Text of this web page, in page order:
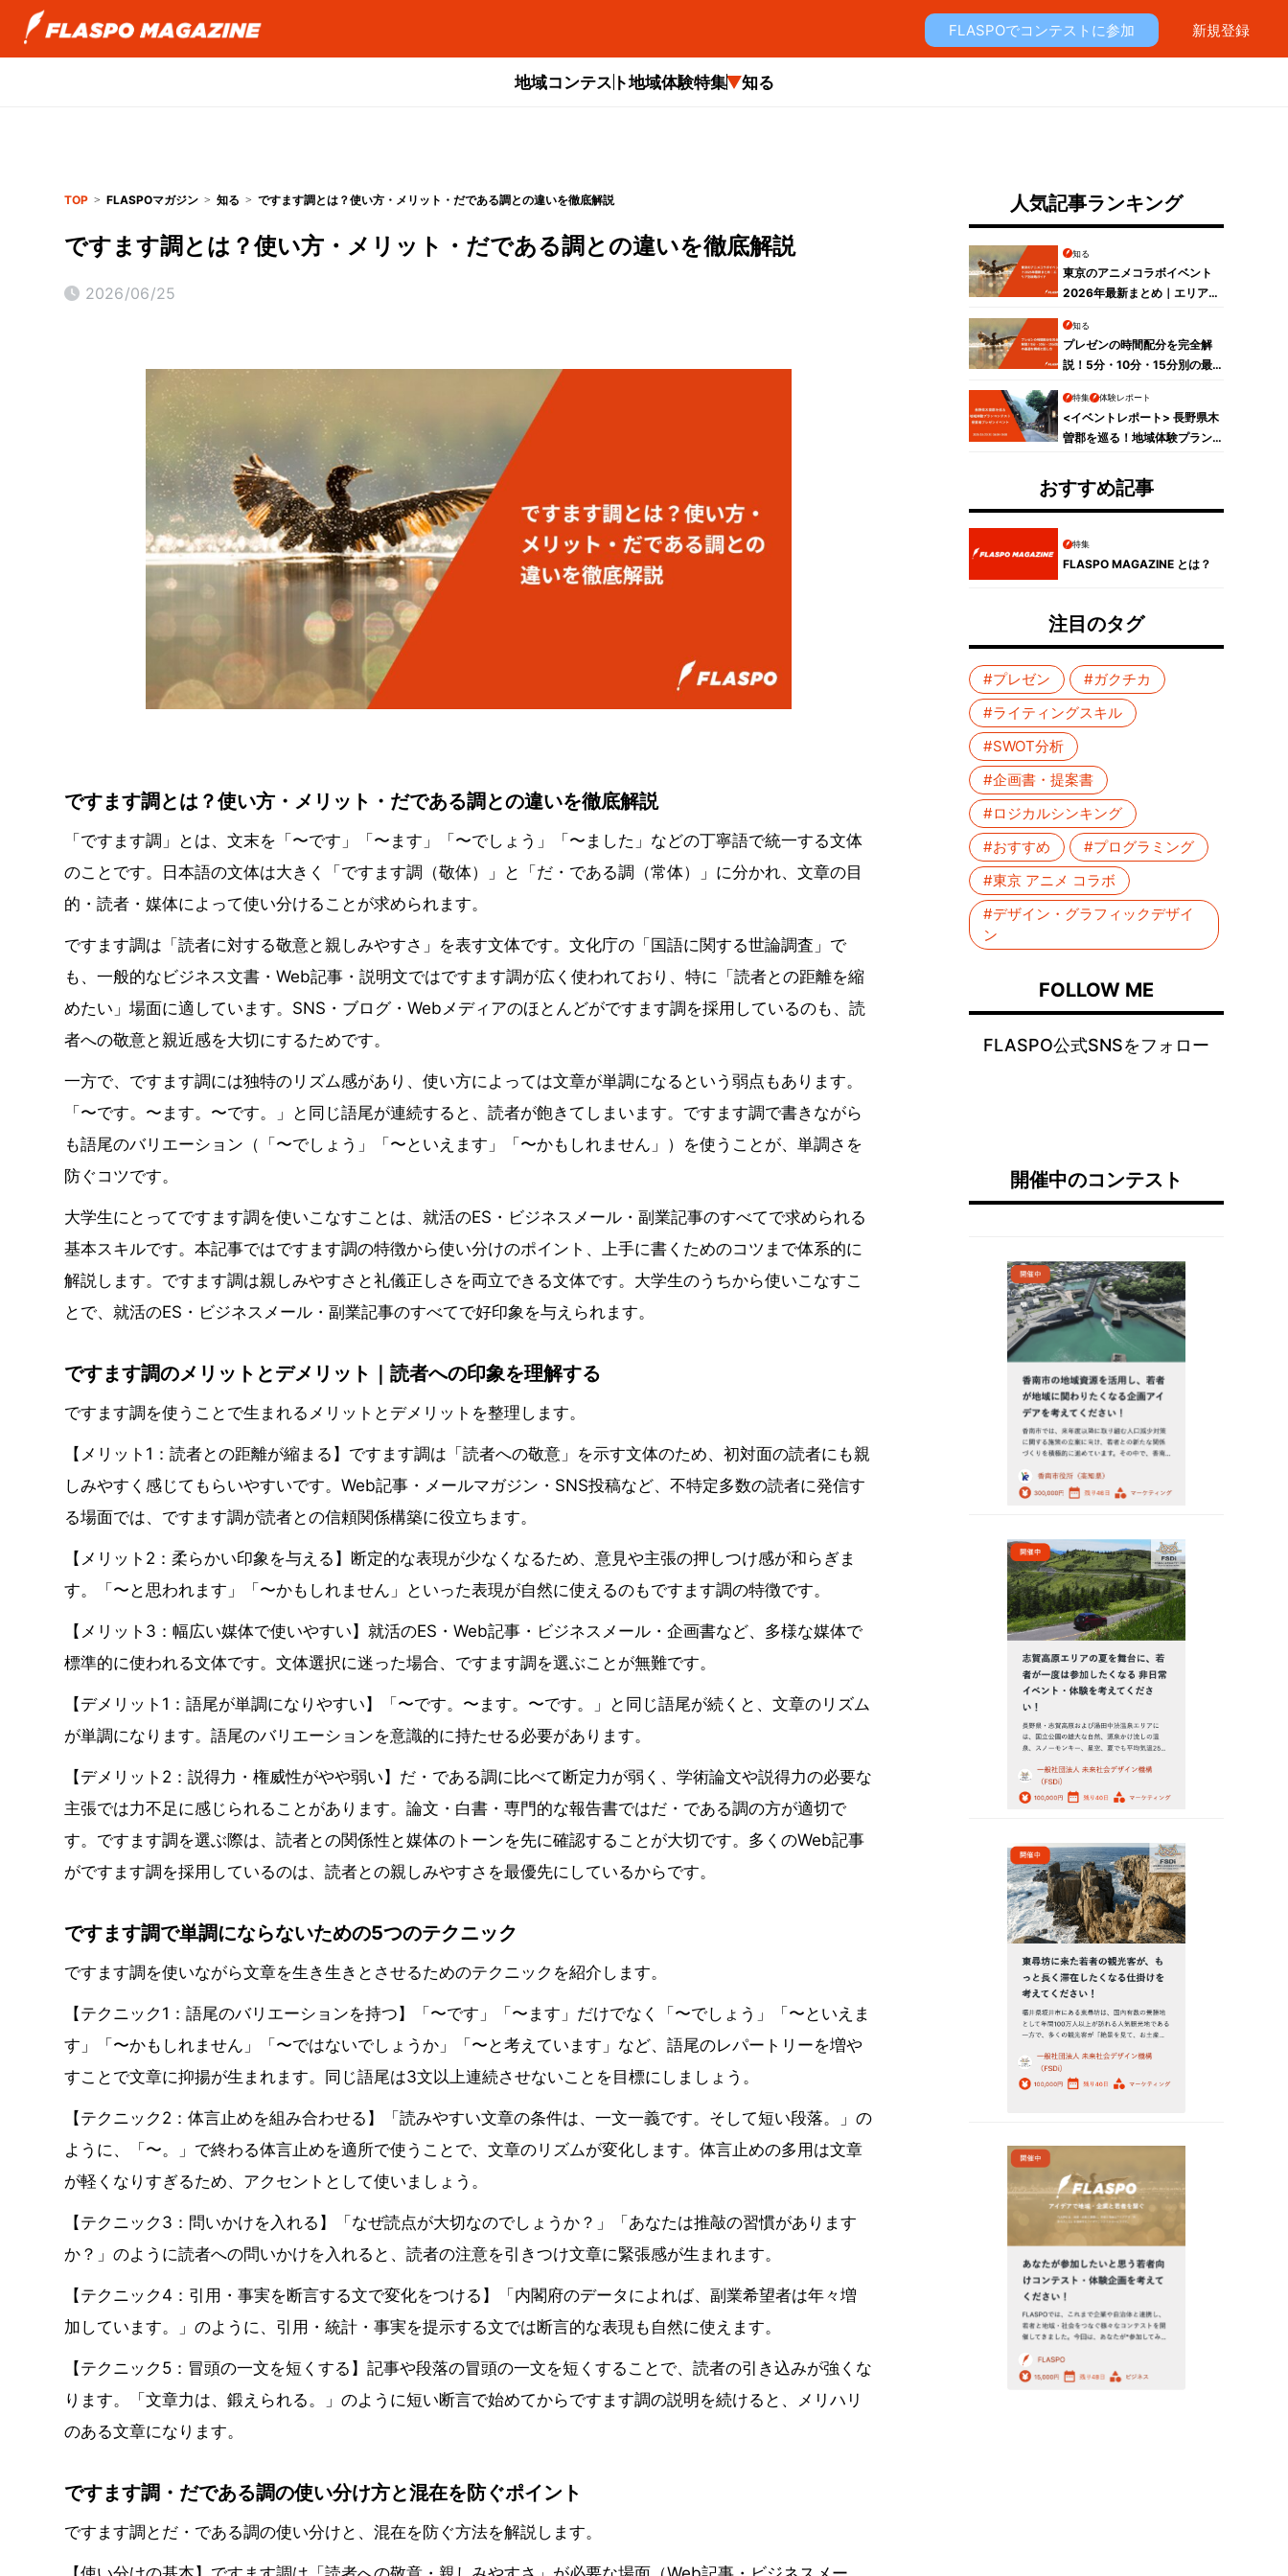
FLASPOでコンテストに参加 新規登録
地域コンテスト地域体験特集 知る
TOP FLASPOマガジン 知る ですます調とは？使い方・メリット・だである調との違いを徹底解説
ですます調とは？使い方・メリット・だである調との違いを徹底解説
2026/06/25
ですます調とは？使い方・メリット・だである調との違いを徹底解説
「ですます調」とは、文末を「〜です」「〜ます」「〜でしょう」「〜ました」などの丁寧語で統一する文体
のことです。日本語の文体は大きく「ですます調（敬体）」と「だ・である調（常体）」に分かれ、文章の目
的・読者・媒体によって使い分けることが求められます。
ですます調は「読者に対する敬意と親しみやすさ」を表す文体です。文化庁の「国語に関する世論調査」で
も、一般的なビジネス文書・Web記事・説明文ではですます調が広く使われており、特に「読者との距離を縮
めたい」場面に適しています。SNS・ブログ・Webメディアのほとんどがですます調を採用しているのも、読
者への敬意と親近感を大切にするためです。
一方で、ですます調には独特のリズム感があり、使い方によっては文章が単調になるという弱点もあります。
「〜です。〜ます。〜です。」と同じ語尾が連続すると、読者が飽きてしまいます。ですます調で書きながら
も語尾のバリエーション（「〜でしょう」「〜といえます」「〜かもしれません」）を使うことが、単調さを
防ぐコツです。
大学生にとってですます調を使いこなすことは、就活のES・ビジネスメール・副業記事のすべてで求められる
基本スキルです。本記事ではですます調の特徴から使い分けのポイント、上手に書くためのコツまで体系的に
解説します。ですます調は親しみやすさと礼儀正しさを両立できる文体です。大学生のうちから使いこなすこ
とで、就活のES・ビジネスメール・副業記事のすべてで好印象を与えられます。
ですます調のメリットとデメリット｜読者への印象を理解する
ですます調を使うことで生まれるメリットとデメリットを整理します。
【メリット1：読者との距離が縮まる】ですます調は「読者への敬意」を示す文体のため、初対面の読者にも親
しみやすく感じてもらいやすいです。Web記事・メールマガジン・SNS投稿など、不特定多数の読者に発信す
る場面では、ですます調が読者との信頼関係構築に役立ちます。
【メリット2：柔らかい印象を与える】断定的な表現が少なくなるため、意見や主張の押しつけ感が和らぎま
す。「〜と思われます」「〜かもしれません」といった表現が自然に使えるのもですます調の特徴です。
【メリット3：幅広い媒体で使いやすい】就活のES・Web記事・ビジネスメール・企画書など、多様な媒体で
標準的に使われる文体です。文体選択に迷った場合、ですます調を選ぶことが無難です。
【デメリット1：語尾が単調になりやすい】「〜です。〜ます。〜です。」と同じ語尾が続くと、文章のリズム
が単調になります。語尾のバリエーションを意識的に持たせる必要があります。
【デメリット2：説得力・権威性がやや弱い】だ・である調に比べて断定力が弱く、学術論文や説得力の必要な
主張では力不足に感じられることがあります。論文・白書・専門的な報告書ではだ・である調の方が適切で
す。ですます調を選ぶ際は、読者との関係性と媒体のトーンを先に確認することが大切です。多くのWeb記事
がですます調を採用しているのは、読者との親しみやすさを最優先にしているからです。
ですます調で単調にならないための5つのテクニック
ですます調を使いながら文章を生き生きとさせるためのテクニックを紹介します。
【テクニック1：語尾のバリエーションを持つ】「〜です」「〜ます」だけでなく「〜でしょう」「〜といえま
す」「〜かもしれません」「〜ではないでしょうか」「〜と考えています」など、語尾のレパートリーを増や
すことで文章に抑揚が生まれます。同じ語尾は3文以上連続させないことを目標にしましょう。
【テクニック2：体言止めを組み合わせる】「読みやすい文章の条件は、一文一義です。そして短い段落。」の
ように、「〜。」で終わる体言止めを適所で使うことで、文章のリズムが変化します。体言止めの多用は文章
が軽くなりすぎるため、アクセントとして使いましょう。
【テクニック3：問いかけを入れる】「なぜ読点が大切なのでしょうか？」「あなたは推敲の習慣があります
か？」のように読者への問いかけを入れると、読者の注意を引きつけ文章に緊張感が生まれます。
【テクニック4：引用・事実を断言する文で変化をつける】「内閣府のデータによれば、副業希望者は年々増
加しています。」のように、引用・統計・事実を提示する文では断言的な表現も自然に使えます。
【テクニック5：冒頭の一文を短くする】記事や段落の冒頭の一文を短くすることで、読者の引き込みが強くな
ります。「文章力は、鍛えられる。」のように短い断言で始めてからですます調の説明を続けると、メリハリ
のある文章になります。
ですます調・だである調の使い分け方と混在を防ぐポイント
ですます調とだ・である調の使い分けと、混在を防ぐ方法を解説します。
人気記事ランキング
知る
東京のアニメコラボイベント
2026年最新まとめ｜エリア別
知る
プレゼンの時間配分を完全解
説！5分・10分・15分別の最
特集 体験レポート
<イベントレポート> 長野県木
曽郡を巡る！地域体験プラン
ベントレポート
おすすめ記事
特集
FLASPO MAGAZINE とは？
注目のタグ
#プレゼン
#ガクチカ
#ライティングスキル
#SWOT分析
#企画書・提案書
#ロジカルシンキング
#おすすめ
#プログラミング
#東京 アニメ コラボ
#デザイン・グラフィックデザイ
ン
FOLLOW ME
FLASPO公式SNSをフォロー
開催中のコンテスト